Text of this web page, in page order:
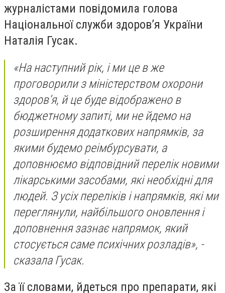
журналістами повідомила голова
Національної служби здоров’я України
Наталія Гусак.
«На наступний рік, і ми це в же
проговорили з міністерством охорони
здоров’я, й це буде відображено в
бюджетному запиті, ми не йдемо на
розширення додаткових напрямків, за
якими будемо реімбурсувати, а
доповнюємо відповідний перелік новими
лікарськими засобами, які необхідні для
людей. З усіх переліків і напрямків, які ми
переглянули, найбільшого оновлення і
доповнення зазнає напрямок, який
стосується саме психічних розладів», -
сказала Гусак.
За її словами, йдеться про препарати, які